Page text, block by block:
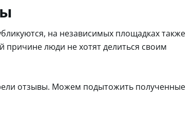
на независимых площадках также
причине люди не хотят делиться своим
отзывы. Можем подытожить полученные